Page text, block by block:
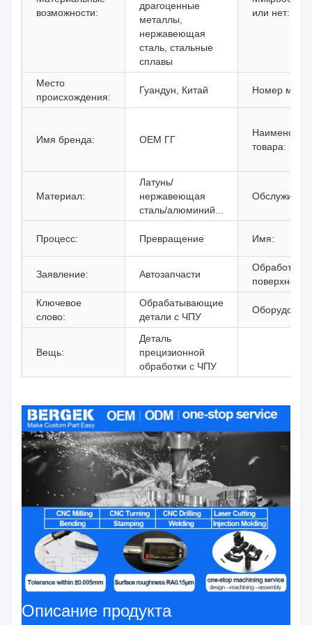
возможности:
драгоценные
металлы,
нержавеющая
сталь, стальные
сплавы
или нет:
Место
происхождения:
Гуандун, Китай Номер
Имя бренда: OEM ГГ
товара:
Материал:
Латунь/
нержавеющая
сталь/алюминий...
Процесс: Превращение Имя:
Заявление: Автозапчасти
Обработка
поверхности:
Ключевое
слово:
Обрабатывающие
детали с ЧПУ
Вещь:
Деталь
прецизионной
обработки с ЧПУ
Описание продукта